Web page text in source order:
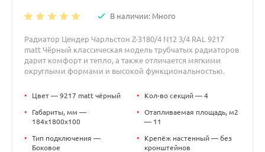
В наличии: Много
Радиатор Цендер Чарльстон Z-3180/4 N12 3/4 RAL 9217
matt Чёрный классическая модель трубчатых радиаторов
дарит комфорт и тепло, а также отличается мягкими
округлыми формами и высокой функциональностью.
• Цвет — 9217 matt чёрный
•
Габариты, мм —
184x1800x100
•
Тип подключения —
Боковое
• Кол-во секций — 4
•
Отапливаемая площадь, м2
— 11
•
Крепёж настенный — без
кронштейнов